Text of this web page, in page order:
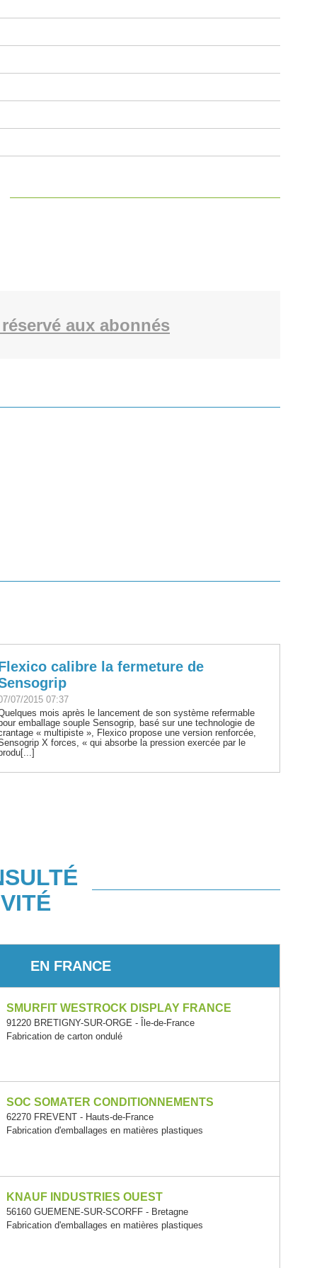
aux abonnés
calibre la fermeture de
07/2015 07:37
mois après le lancement de son système refermable
emballage souple Sensogrip, basé sur une technologie de
« multipiste », Flexico propose une version renforcée,
X forces, « qui absorbe la pression exercée par le
EN FRANCE
SMURFIT WESTROCK DISPLAY FRANCE
91220 BRETIGNY-SUR-ORGE - Île-de-France
Fabrication de carton ondulé
SOC SOMATER CONDITIONNEMENTS
62270 FREVENT - Hauts-de-France
Fabrication d'emballages en matières plastiques
KNAUF INDUSTRIES OUEST
56160 GUEMENE-SUR-SCORFF - Bretagne
Fabrication d'emballages en matières plastiques